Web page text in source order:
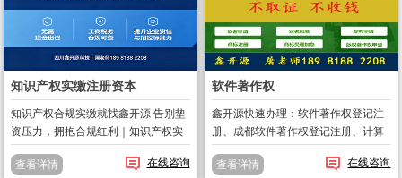
知识产权实缴注册资本
知识产权合规实缴就找鑫开源 告别垫
资压力，拥抱合规红利｜知识产权实
本实缴。 在新《公司法》监管趋严的
在线咨询
查看详情
软件著作权
鑫开源快速办理：软件著作权登记注
册、成都软件著作权登记注册、计算
办。鑫开源屠老师：软件著作权查
在线咨询
查看详情